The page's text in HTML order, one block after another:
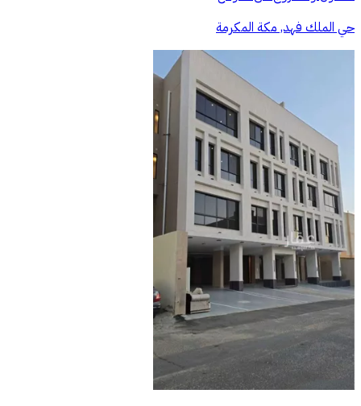
حي الملك فهد, مكة المكرمة